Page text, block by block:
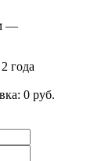
—
года
0 руб.